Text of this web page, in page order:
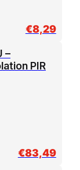
€8,29
–
PIR
€83,49